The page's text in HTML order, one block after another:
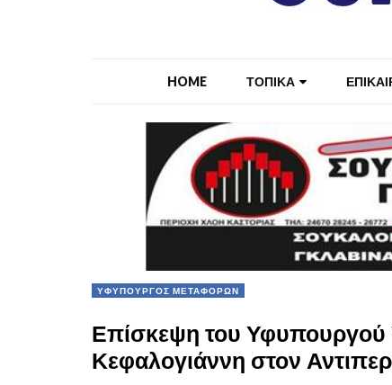
HOME ΤΟΠΙΚΑ
ΥΦΥΠΟΥΡΓΟΣ ΜΕΤΑΦΟΡΩΝ
Επίσκεψη του
Κεφαλογιάννη στον